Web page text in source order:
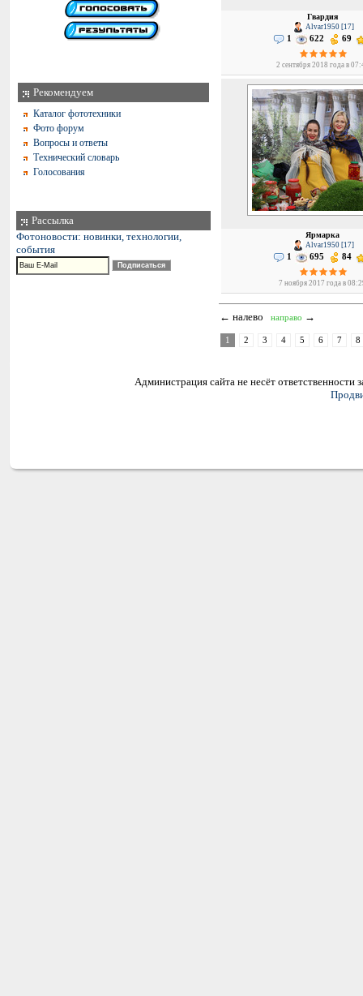
Рекомендуем
Каталог фототехники
Фото форум
Вопросы и ответы
Технический словарь
Голосования
Рассылка
Фотоновости: новинки, технологии,
события
Гвардия
Alvar1950 [17]
1 622 69
2 сентября 2018 года в
Ярмарка
Alvar1950 [17]
1 695 84
7 ноября 2017 года в
← налево направо →
1 2 3 4 5 6 7 8
Администрация сайта не несёт ответственности